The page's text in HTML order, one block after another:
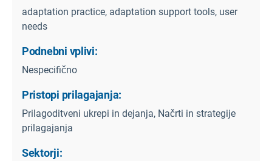
adaptation practice, adaptation support tools, user
needs
Podnebni vplivi:
Nespecifično
Pristopi prilagajanja:
Prilagoditveni ukrepi in dejanja, Načrti in strategije
prilagajanja
Sektorji: